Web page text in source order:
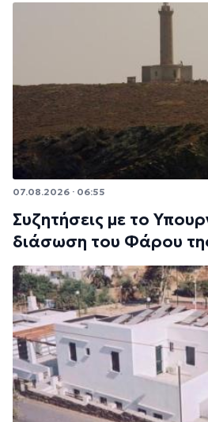
07.08.2026 · 06:55
Συζητήσεις με το
διάσωση του Φάρου